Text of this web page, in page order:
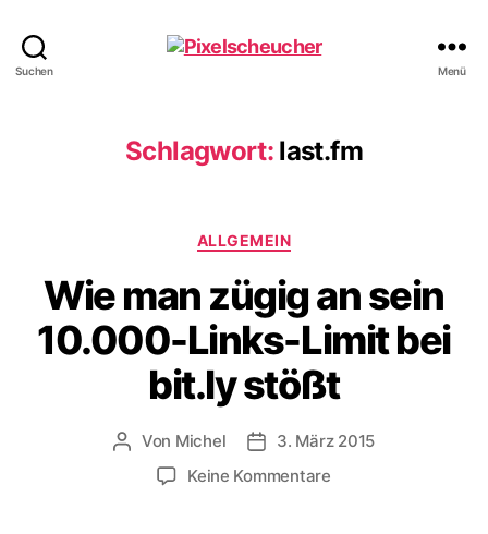
Suchen Menü
Schlagwort: last.fm
Kategorien
ALLGEMEIN
Wie man zügig an sein
10.000-Links-Limit bei
bit.ly stößt
Beitragsautor
Von Michel Veröffentlichungsdatum
3. März 2015
Keine Kommentarezu